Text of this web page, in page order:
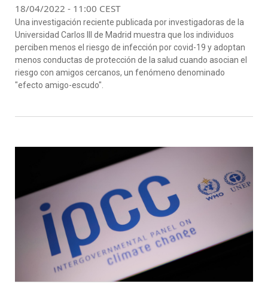
18/04/2022 - 11:00 CEST
Una investigación reciente publicada por investigadoras de la
Universidad Carlos III de Madrid muestra que los individuos
perciben menos el riesgo de infección por covid-19 y adoptan
menos conductas de protección de la salud cuando asocian el
riesgo con amigos cercanos, un fenómeno denominado
"efecto amigo-escudo".